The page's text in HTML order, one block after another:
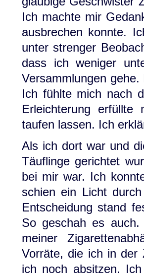
Ich machte mir
ausbrechen konnte.
unter strenger
dass ich weniger
Versammlungen
Ich fühlte mich nach
Erleichterung
taufen lassen. Ich
Als ich dort war und
Täuflinge gerichtet
bei mir war. Ich
schien ein Licht
Entscheidung stand
So geschah es
meiner
Vorräte, die ich in der
ich noch absitzen.